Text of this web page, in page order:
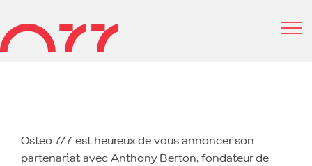
Osteo 7/7 est heureux de vous annoncer son
partenariat avec Anthony Berton, fondateur de